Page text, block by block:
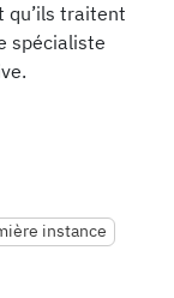
qu’ils traitent
spécialiste
instance